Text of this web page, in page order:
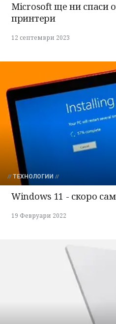
Microsoft ще ни спаси
принтери
12 септември 2023
ТЕХНОЛОГИИ
Windows 11 - скоро
19 Февруари 2022